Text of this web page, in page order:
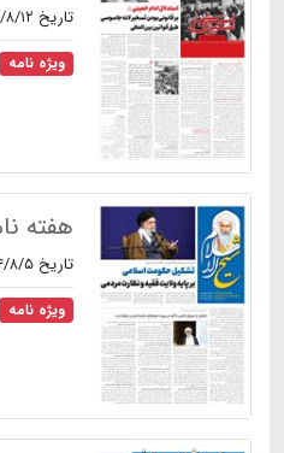
تاریخ ۱۴۰۴/۸/۱۲
ویژه نامه
هفته
تاریخ ۱۴۰۴/۸/۵
ویژه نامه